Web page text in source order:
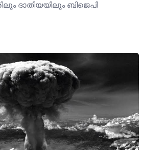
ദാതിയയിലും ബിജെപി